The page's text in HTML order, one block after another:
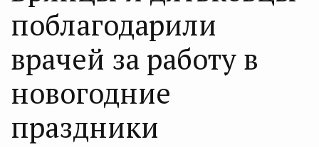
поблагодарили
врачей за работу в
новогодние
праздники